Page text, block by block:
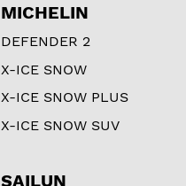
MICHELIN
DEFENDER 2
X-ICE SNOW
X-ICE SNOW PLUS
X-ICE SNOW SUV
SAILUN